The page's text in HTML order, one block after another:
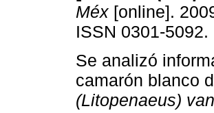
Méx [online].
ISSN 0301-5092.
Se analizó
camarón blanco
(Litopenaeus)